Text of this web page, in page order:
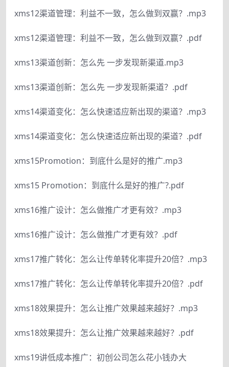
xms12渠道管理：利益不一致，怎么做到双赢？.mp3
xms12渠道管理：利益不一致，怎么做到双赢？.pdf
xms13渠道创新：怎么先 一步发现新渠道.mp3
xms13渠道创新：怎么先 一步发现新渠道？.pdf
xms14渠道变化：怎么快速适应新出现的渠道？.mp3
xms14渠道变化：怎么快速适应新出现的渠道？.pdf
xms15Promotion：到底什么是好的推广.mp3
xms15 Promotion：到底什么是好的推广?.pdf
xms16推广设计：怎么做推广才更有效？.mp3
xms16推广设计：怎么做推广才更有效？.pdf
xms17推广转化：怎么让传单转化率提升20倍？.mp3
xms17推广转化：怎么让传单转化率提升20倍？.pdf
xms18效果提升：怎么让推广效果越来越好？.mp3
xms18效果提升：怎么让推广效果越来越好？.pdf
xms19讲低成本推广：初创公司怎么花小钱办大